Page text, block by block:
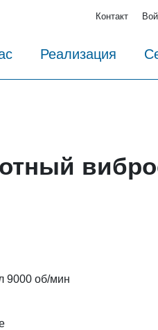
Контакт
Реализация
9000 об/мин